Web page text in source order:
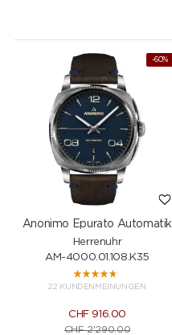
-60%
Anonimo Epurato Automatik
Herrenuhr
AM-4000.01.108.K35
22 KUNDENMEINUNGEN
CHF916.00
CHF2'290.00